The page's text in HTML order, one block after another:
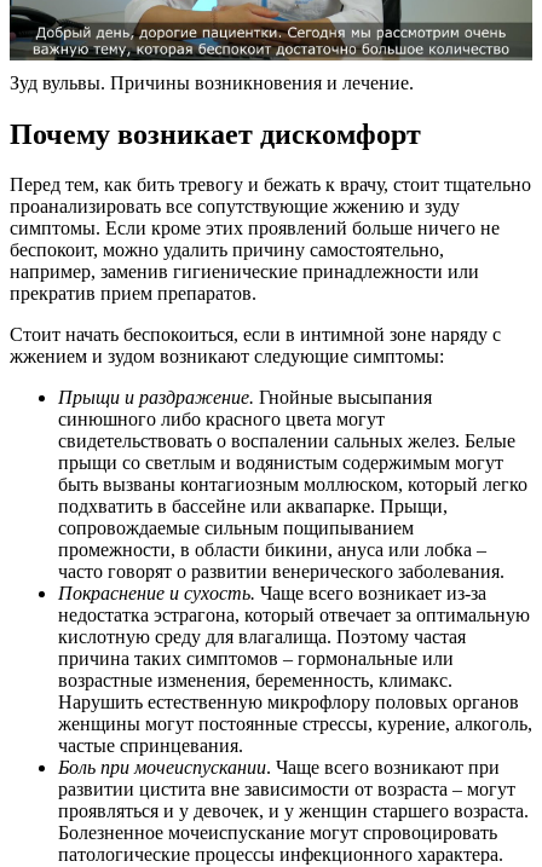
Зуд вульвы. Причины возникновения и лечение.
Почему возникает дискомфорт
Перед тем, как бить тревогу и бежать к врачу, стоит тщательно
проанализировать все сопутствующие жжению и зуду
симптомы. Если кроме этих проявлений больше ничего не
беспокоит, можно удалить причину самостоятельно,
например, заменив гигиенические принадлежности или
прекратив прием препаратов.
Стоит начать беспокоиться, если в интимной зоне наряду с
жжением и зудом возникают следующие симптомы:
Прыщи и раздражение. Гнойные высыпания
синюшного либо красного цвета могут
свидетельствовать о воспалении сальных желез. Белые
прыщи со светлым и водянистым содержимым могут
быть вызваны контагиозным моллюском, который легко
подхватить в бассейне или аквапарке. Прыщи,
сопровождаемые сильным пощипыванием
промежности, в области бикини, ануса или лобка –
часто говорят о развитии венерического заболевания.
Покраснение и сухость. Чаще всего возникает из-за
недостатка эстрагона, который отвечает за оптимальную
кислотную среду для влагалища. Поэтому частая
причина таких симптомов – гормональные или
возрастные изменения, беременность, климакс.
Нарушить естественную микрофлору половых органов
женщины могут постоянные стрессы, курение, алкоголь,
частые спринцевания.
Боль при мочеиспускании. Чаще всего возникают при
развитии цистита вне зависимости от возраста – могут
проявляться и у девочек, и у женщин старшего возраста.
Болезненное мочеиспускание могут спровоцировать
патологические процессы инфекционного характера.